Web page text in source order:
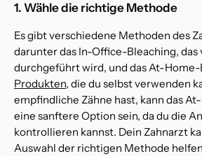
1. Wähle die richtige Methode
Es gibt verschiedene Methoden des
darunter das In-Office-Bleaching, das
durchgeführt wird, und das At-
Produkten, die du selbst verwenden
empfindliche Zähne hast, kann das
eine sanftere Option sein, da du die
kontrollieren kannst. Dein Zahnarzt
Auswahl der richtigen Methode